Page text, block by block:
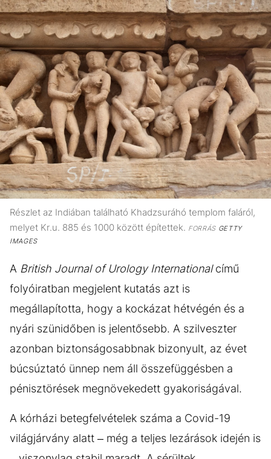
Részlet az Indiában található Khadzsuráhó templom faláról,
melyet Kr.u. 885 és 1000 között építettek. FORRÁSGETTY
IMAGES
A British Journal of Urology Internationalcímű
folyóiratban megjelent kutatás azt is
megállapította, hogy a kockázat hétvégén és a
nyári szünidőben is jelentősebb. A szilveszter
azonban biztonságosabbnak bizonyult, az évet
búcsúztató ünnep nem áll összefüggésben a
pénisztörések megnövekedett gyakoriságával.
A kórházi betegfelvételek száma a Covid-19
világjárvány alatt – még a teljes lezárások idején is